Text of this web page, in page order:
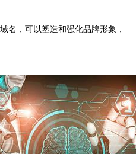
，可以塑造和强化品牌形象，